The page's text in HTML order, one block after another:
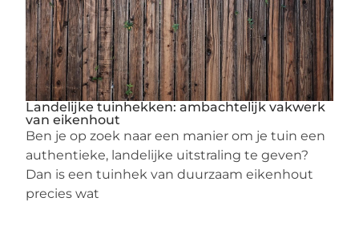
Landelijke tuinhekken: ambachtelijk vakwerk
van eikenhout
Ben je op zoek naar een manier om je tuin een
authentieke, landelijke uitstraling te geven?
Dan is een tuinhek van duurzaam eikenhout
precies wat